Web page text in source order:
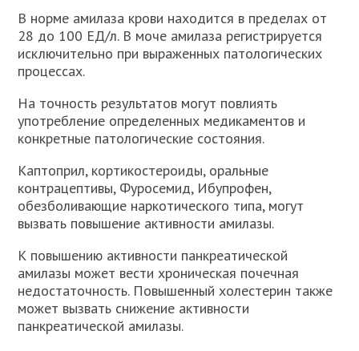
В норме амилаза крови находится в пределах от
28 до 100 ЕД/л. В моче амилаза регистрируется
исключительно при выраженных патологических
процессах.
На точность результатов могут повлиять
употребление определенных медикаментов и
конкретные патологические состояния.
Kаптоприл, кортикостероиды, оральные
контрацептивы, Фуросемид, Ибупрофен,
обезболивающие наркотического типа, могут
вызвать повышение активности амилазы.
К повышению активности панкреатической
амилазы может вести хроническая почечная
недостаточность. Повышенный холестерин также
может вызвать снижение активности
панкреатической амилазы.